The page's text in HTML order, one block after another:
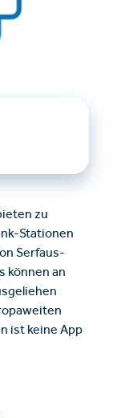
zu
Stationen
Serfaus-
können an
ist keine App